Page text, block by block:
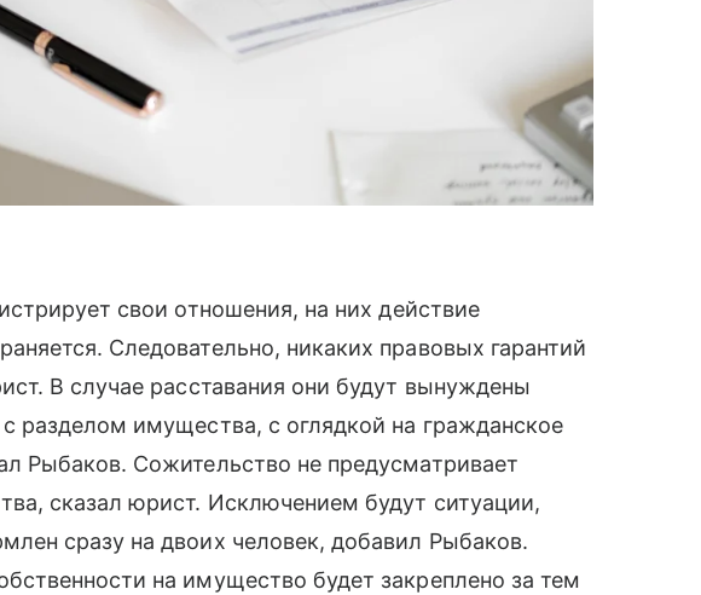
свои отношения, на них действие
Следовательно, никаких правовых гарантий
В случае расставания они будут вынуждены
разделом имущества, с оглядкой на гражданское
Рыбаков. Сожительство не предусматривает
сказал юрист. Исключением будут ситуации,
сразу на двоих человек, добавил Рыбаков.
на имущество будет закреплено за тем